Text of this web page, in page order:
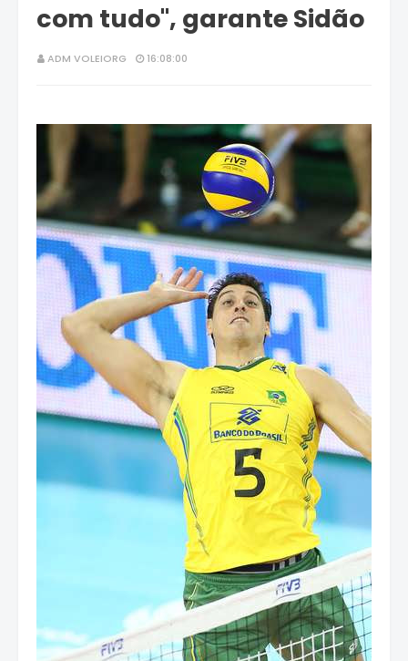
com tudo", garante Sidão
ADM VOLEIORG 16:08:00